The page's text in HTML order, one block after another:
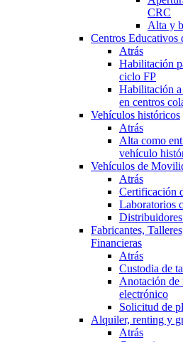
CRC
Alta y
Centros Educativos
Atrás
Habilitación
ciclo FP
Habilitación a
en centros
Vehículos históricos
Atrás
Alta como
vehículo
Vehículos de
Atrás
Certificación
Laboratorios
Fabricantes,
Financieras
Atrás
Custodia de
Anotación de
electrónico
Solicitud de
Alquiler, renting y
Atrás